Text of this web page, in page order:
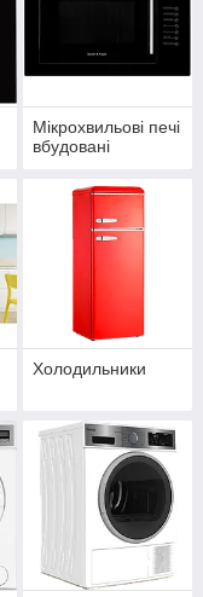
Мікрохвильові печі
вбудовані
Холодильники